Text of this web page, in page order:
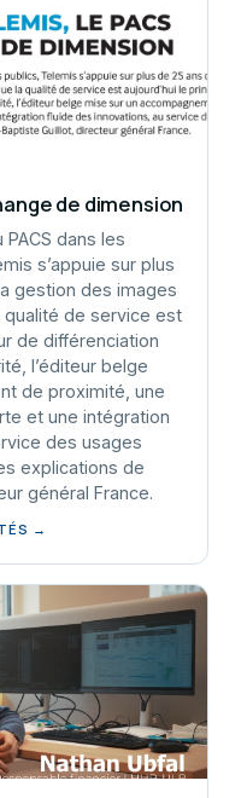
de dimension
dans les
s’appuie sur plus
gestion des images
qualité de service est
de différenciation
l’éditeur belge
de proximité, une
et une intégration
des usages
explications de
général France.
→